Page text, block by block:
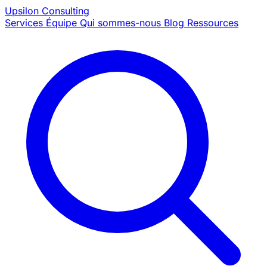
Upsilon Consulting
Services Équipe Qui sommes-nous Blog Ressources